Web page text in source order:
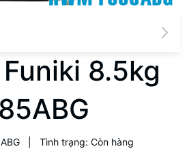
8.5kg
Tình trạng: Còn hàng